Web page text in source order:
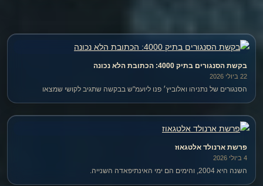
בקשת הסנגורים בתיק 4000: הכתובת הלא נכונה
22 ביולי 2026
הסנגורים של נתניהו ואלוביץ׳ פנו ליועמ"ש בבקשה שתגיב לקושי שמצאו
פרשת ארנולד אלטגאוז
4 ביולי 2026
השנה היא 2004, והימים הם ימי האינתיפאדה השנייה.